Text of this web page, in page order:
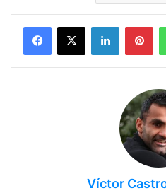
Facebook
X LinkedIn
Víctor